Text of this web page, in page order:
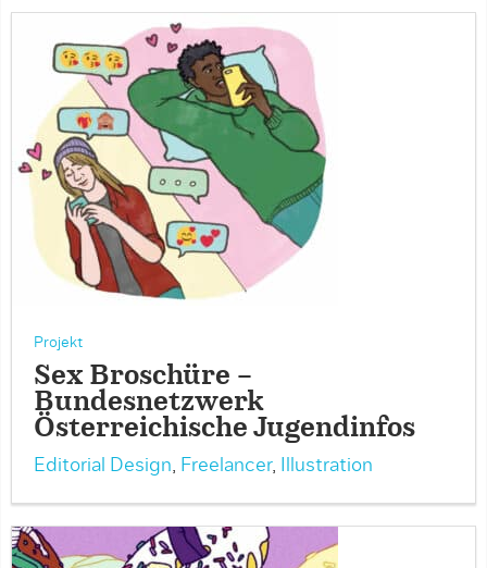
Projekt
Sex Broschüre –
Bundesnetzwerk
Österreichische Jugendinfos
Editorial Design, Freelancer, Illustration